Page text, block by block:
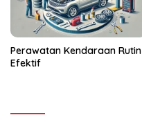
Perawatan Kendaraan Rutin
Efektif